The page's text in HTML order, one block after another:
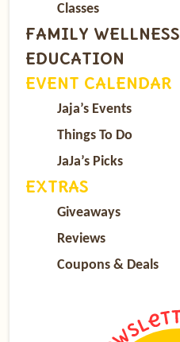
Classes
FAMILY WELLNESS
EDUCATION
EVENT CALENDAR
Jaja’s Events
Things To Do
JaJa’s Picks
EXTRAS
Giveaways
Reviews
Coupons & Deals